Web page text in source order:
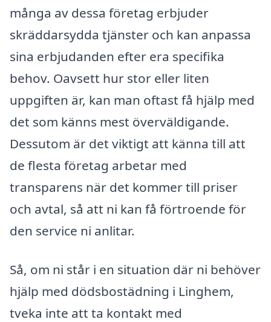
många av dessa företag erbjuder
skräddarsydda tjänster och kan anpassa
sina erbjudanden efter era specifika
behov. Oavsett hur stor eller liten
uppgiften är, kan man oftast få hjälp med
det som känns mest överväldigande.
Dessutom är det viktigt att känna till att
de flesta företag arbetar med
transparens när det kommer till priser
och avtal, så att ni kan få förtroende för
den service ni anlitar.
Så, om ni står i en situation där ni behöver
hjälp med dödsbostädning i Linghem,
tveka inte att ta kontakt med